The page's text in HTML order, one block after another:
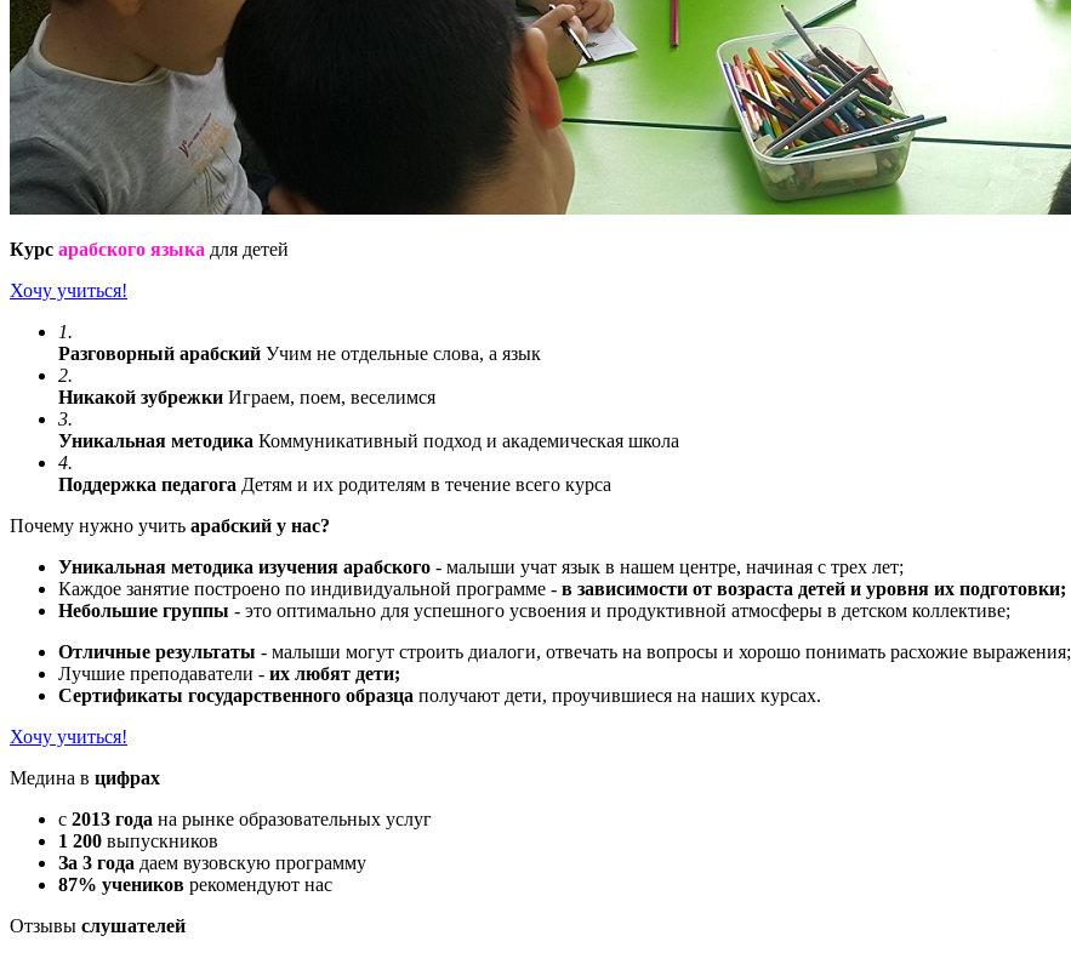
Курс арабского языка для детей
Хочу учиться!
1.
Разговорный арабский Учим не отдельные слова, а язык
2.
Никакой зубрежки Играем, поем, веселимся
3.
Уникальная методика Коммуникативный подход и академическая школа
4.
Поддержка педагога Детям и их родителям в течение всего курса
Почему нужно учить арабский у нас?
Уникальная методика изучения арабского - малыши учат язык в нашем центре, начиная с трех лет;
Каждое занятие построено по индивидуальной программе - в зависимости от возраста детей и уровня их подготовки;
Небольшие группы - это оптимально для успешного усвоения и продуктивной атмосферы в детском коллективе;
Отличные результаты - малыши могут строить диалоги, отвечать на вопросы и хорошо понимать расхожие выражения;
Лучшие преподаватели - их любят дети;
Сертификаты государственного образца получают дети, проучившиеся на наших курсах.
Хочу учиться!
Медина в цифрах
с 2013 года на рынке образовательных услуг
1 200 выпускников
За 3 года даем вузовскую программу
87% учеников рекомендуют нас
Отзывы слушателей